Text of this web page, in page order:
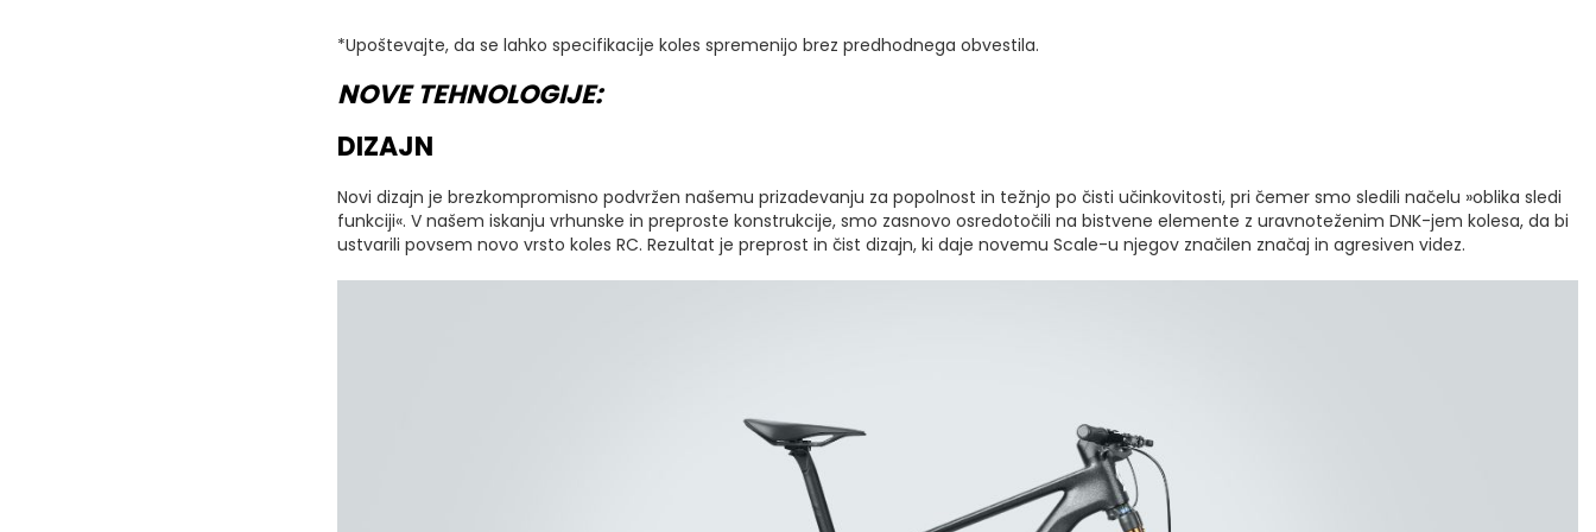
*Upoštevajte, da se lahko specifikacije koles spremenijo brez predhodnega obvestila.
NOVE TEHNOLOGIJE:
DIZAJN
Novi dizajn je brezkompromisno podvržen našemu prizadevanju za popolnost in težnjo po čisti učinkovitosti, pri čemer smo sledili načelu »oblika sledi
funkciji«. V našem iskanju vrhunske in preproste konstrukcije, smo zasnovo osredotočili na bistvene elemente z uravnoteženim DNK-jem kolesa, da bi
ustvarili povsem novo vrsto koles RC. Rezultat je preprost in čist dizajn, ki daje novemu Scale-u njegov značilen značaj in agresiven videz.